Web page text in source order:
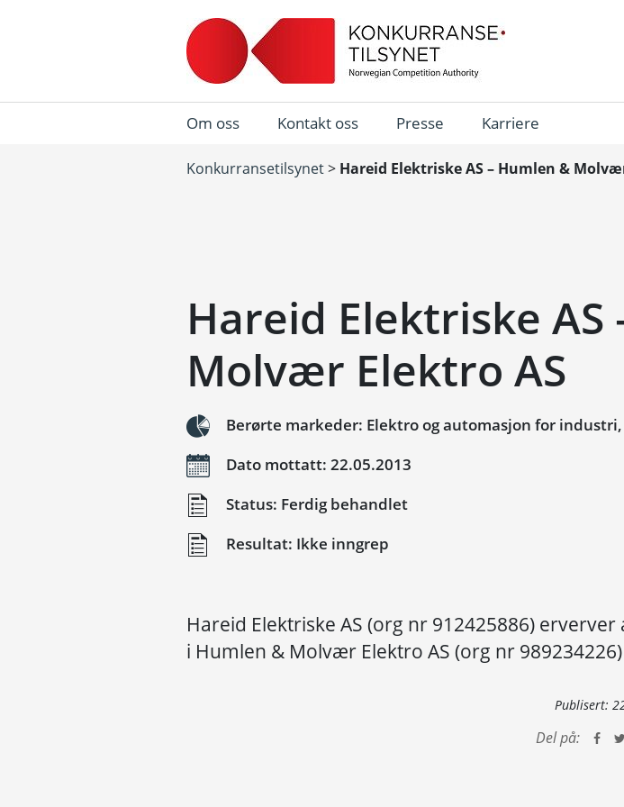
Om oss Kontakt oss Presse Karriere
Konkurransetilsynet> Hareid Elektriske AS – Humlen &
Hareid Elektriske AS
Molvær Elektro AS
Berørte markeder: Elektro og automasjon for industri,
Dato mottatt: 22.05.2013
Status: Ferdig behandlet
Resultat: Ikke inngrep
Hareid Elektriske AS (org nr 912425886) erverver
i Humlen & Molvær Elektro AS (org nr 989234226)
Publisert:
Del på: